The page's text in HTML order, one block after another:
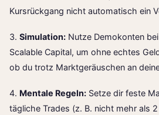
Kursrückgang nicht automatisch ein
3. Simulation: Nutze Demokonten
Scalable Capital, um ohne echtes
ob du trotz Marktgeräuschen an
4. Mentale Regeln: Setze dir feste
tägliche Trades (z. B. nicht mehr als